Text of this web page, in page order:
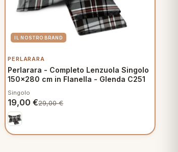
PERLARARA
Perlarara - Completo Lenzuola Singolo
150x280 cm in Flanella - Glenda C251
Singolo
19,00 €29,00€